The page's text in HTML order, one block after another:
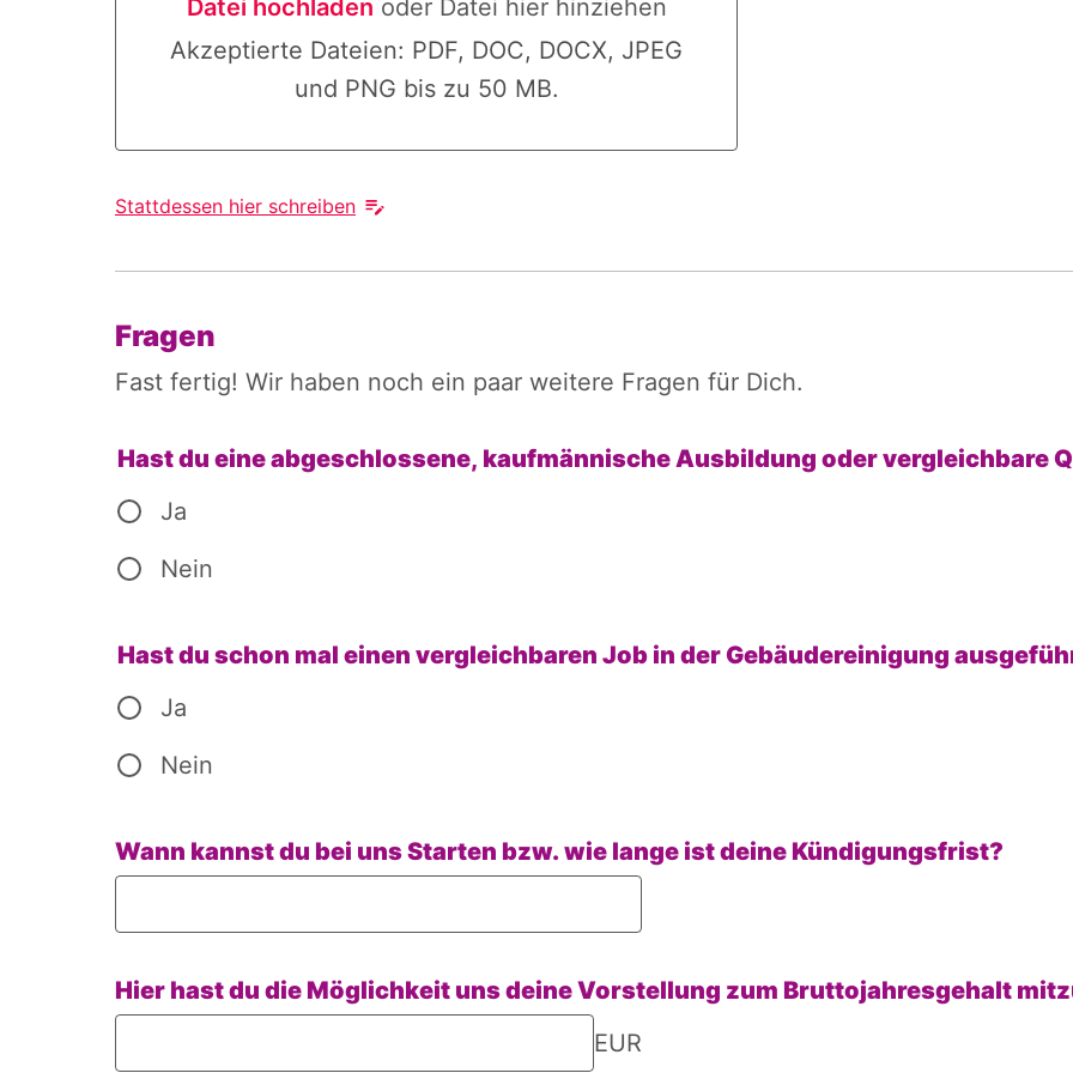
Datei hochladen oder Datei hier hinziehen
Datei hochladen oder Datei hier hinziehen
Akzeptierte Dateien: PDF, DOC, DOCX, JPEG
und PNG bis zu 50 MB.
Stattdessen hier schreiben
Fragen
Fast fertig! Wir haben noch ein paar weitere Fragen für Dich.
Hast du eine abgeschlossene, kaufmännische Ausbildung oder vergleichbare
Ja
Nein
Hast du schon mal einen vergleichbaren Job in der Gebäudereinigung
Ja
Nein
Wann kannst du bei uns Starten bzw. wie lange ist deine Kündigungsfrist?
Hier hast du die Möglichkeit uns deine Vorstellung zum Bruttojahresgehalt
EUR